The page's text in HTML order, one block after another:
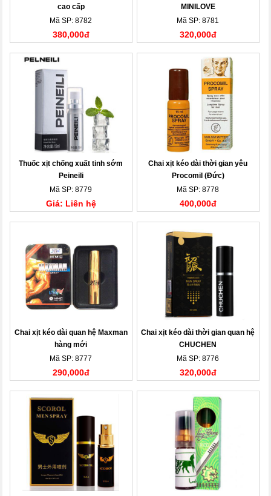
cao cấp
Mã SP: 8782
380,000đ
MINILOVE
Mã SP: 8781
320,000đ
Thuốc xịt chống xuất tinh sớm
Peineili
Mã SP: 8779
Giá: Liên hệ
Chai xịt kéo dài thời gian yêu
Procomil (Đức)
Mã SP: 8778
400,000đ
Chai xịt kéo dài quan hệ Maxman
hàng mới
Mã SP: 8777
290,000đ
Chai xịt kéo dài thời gian quan hệ
CHUCHEN
Mã SP: 8776
320,000đ